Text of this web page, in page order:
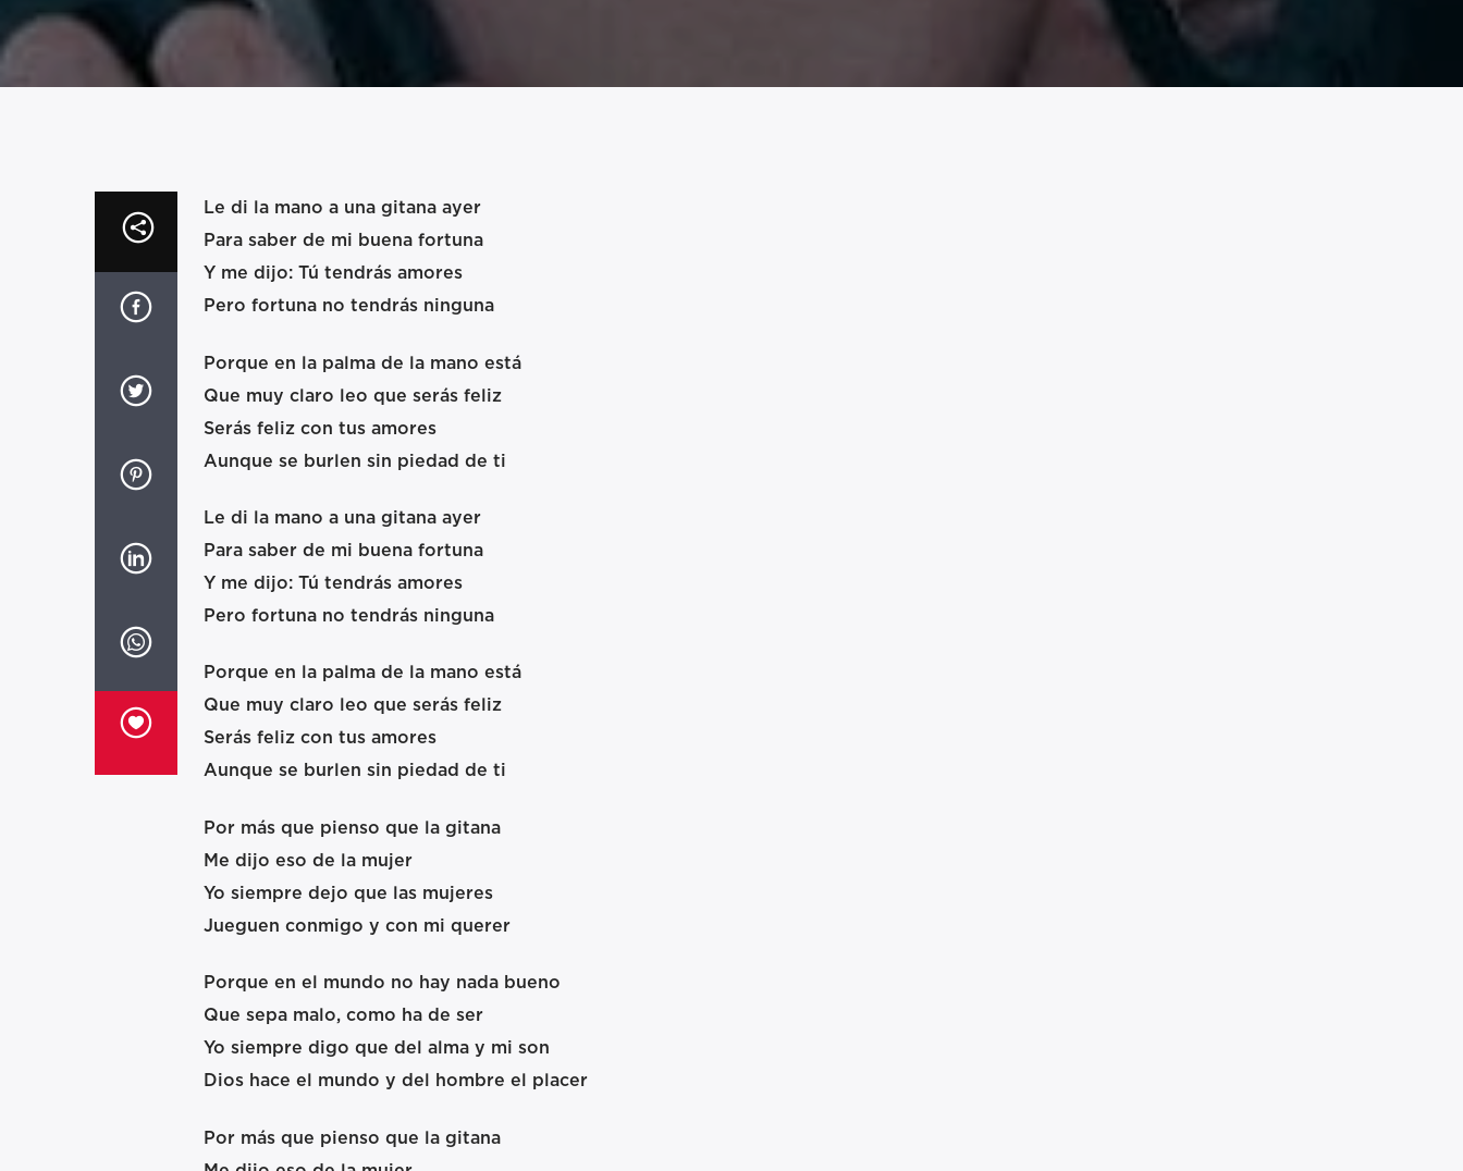
Le di la mano a una gitana ayer
Para saber de mi buena fortuna
Y me dijo: Tú tendrás amores
Pero fortuna no tendrás ninguna
Porque en la palma de la mano está
Que muy claro leo que serás feliz
Serás feliz con tus amores
Aunque se burlen sin piedad de ti
Le di la mano a una gitana ayer
Para saber de mi buena fortuna
Y me dijo: Tú tendrás amores
Pero fortuna no tendrás ninguna
Porque en la palma de la mano está
Que muy claro leo que serás feliz
Serás feliz con tus amores
Aunque se burlen sin piedad de ti
Por más que pienso que la gitana
Me dijo eso de la mujer
Yo siempre dejo que las mujeres
Jueguen conmigo y con mi querer
Porque en el mundo no hay nada bueno
Que sepa malo, como ha de ser
Yo siempre digo que del alma y mi son
Dios hace el mundo y del hombre el placer
Por más que pienso que la gitana